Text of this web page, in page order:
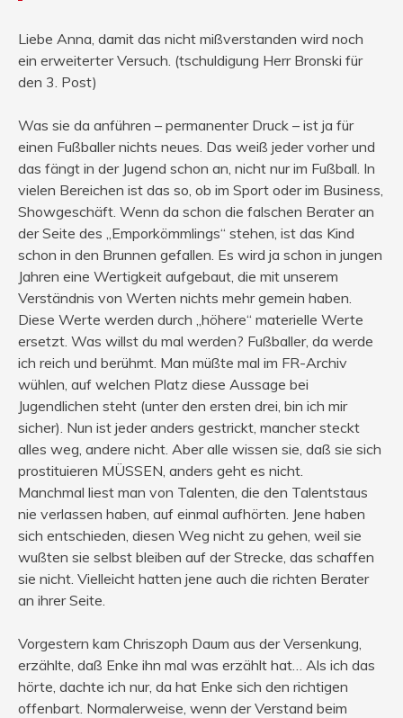
Liebe Anna, damit das nicht mißverstanden wird noch
ein erweiterter Versuch. (tschuldigung Herr Bronski für
den 3. Post)
Was sie da anführen – permanenter Druck – ist ja für
einen Fußballer nichts neues. Das weiß jeder vorher und
das fängt in der Jugend schon an, nicht nur im Fußball. In
vielen Bereichen ist das so, ob im Sport oder im Business,
Showgeschäft. Wenn da schon die falschen Berater an
der Seite des „Emporkömmlings“ stehen, ist das Kind
schon in den Brunnen gefallen. Es wird ja schon in jungen
Jahren eine Wertigkeit aufgebaut, die mit unserem
Verständnis von Werten nichts mehr gemein haben.
Diese Werte werden durch „höhere“ materielle Werte
ersetzt. Was willst du mal werden? Fußballer, da werde
ich reich und berühmt. Man müßte mal im FR-Archiv
wühlen, auf welchen Platz diese Aussage bei
Jugendlichen steht (unter den ersten drei, bin ich mir
sicher). Nun ist jeder anders gestrickt, mancher steckt
alles weg, andere nicht. Aber alle wissen sie, daß sie sich
prostituieren MÜSSEN, anders geht es nicht.
Manchmal liest man von Talenten, die den Talentstaus
nie verlassen haben, auf einmal aufhörten. Jene haben
sich entschieden, diesen Weg nicht zu gehen, weil sie
wußten sie selbst bleiben auf der Strecke, das schaffen
sie nicht. Vielleicht hatten jene auch die richten Berater
an ihrer Seite.
Vorgestern kam Chriszoph Daum aus der Versenkung,
erzählte, daß Enke ihn mal was erzählt hat… Als ich das
hörte, dachte ich nur, da hat Enke sich den richtigen
offenbart. Normalerweise, wenn der Verstand beim